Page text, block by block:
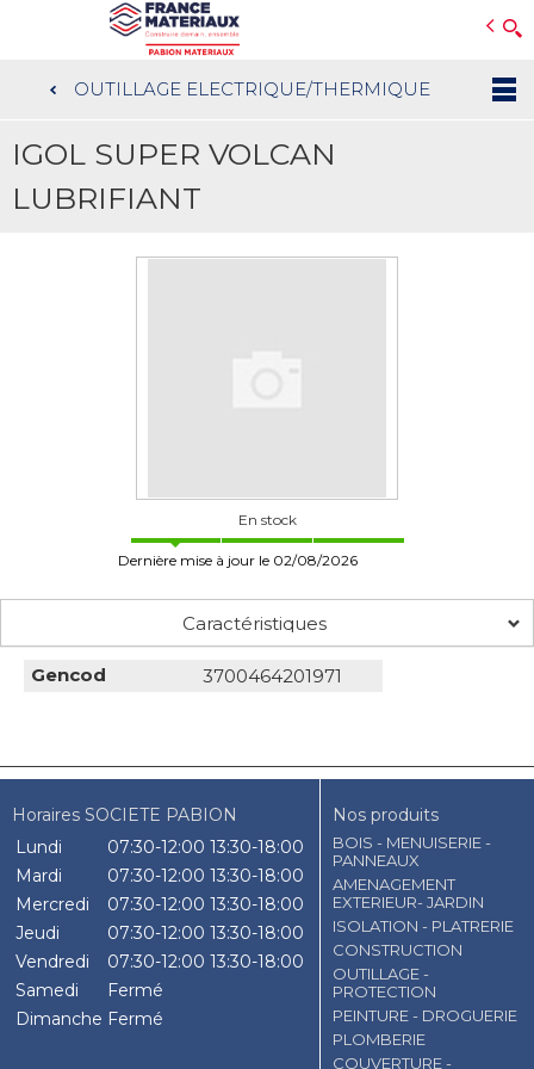
au
contenu
OUTILLAGE ELECTRIQUE/THERMIQUE
IGOL SUPER VOLCAN
LUBRIFIANT
En stock
Dernière mise à jour le 02/08/2026
Caractéristiques
Gencod 3700464201971
Horaires SOCIETE PABION
Lundi
07:30-12:00 13:30-18:00
Mardi
07:30-12:00 13:30-18:00
Mercredi
07:30-12:00 13:30-18:00
Jeudi
07:30-12:00 13:30-18:00
Vendredi
07:30-12:00 13:30-18:00
Samedi
Fermé
Dimanche Fermé
Nos produits
BOIS - MENUISERIE -
PANNEAUX
AMENAGEMENT
EXTERIEUR- JARDIN
ISOLATION - PLATRERIE
CONSTRUCTION
OUTILLAGE -
PROTECTION
PEINTURE - DROGUERIE
PLOMBERIE
COUVERTURE -